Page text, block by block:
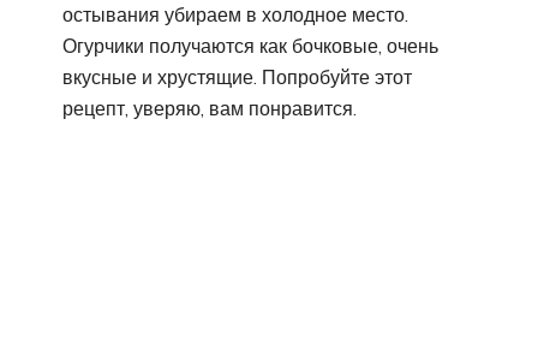
остывания убираем в холодное место.
Огурчики получаются как бочковые, очень
вкусные и хрустящие. Попробуйте этот
рецепт, уверяю, вам понравится.